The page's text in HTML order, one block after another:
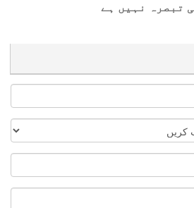
تبصرہ نہیں ہے